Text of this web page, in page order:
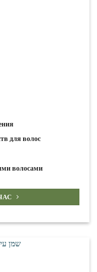
для волос
волосами